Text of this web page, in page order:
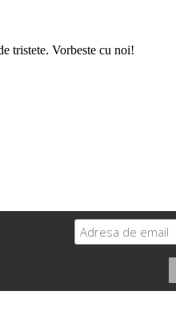
tristete. Vorbeste cu noi!